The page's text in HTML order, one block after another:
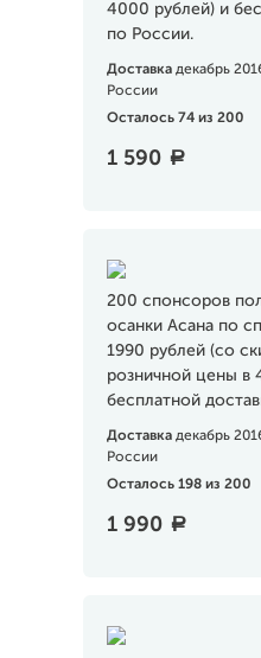
4000 рублей) и
по России.
Доставка декабрь
России
Осталось 74 из 200
1 590 a
200 спонсоров
осанки Асана по
1990 рублей (со
розничной цены в
бесплатной
Доставка декабрь
России
Осталось 198 из 200
1 990 a